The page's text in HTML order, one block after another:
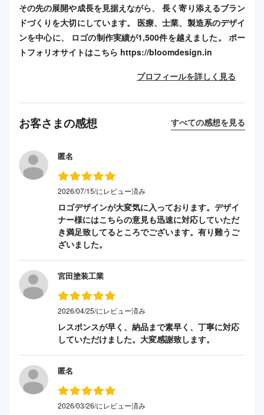
その先の展開や成長を見据えながら、 長く寄り添えるブラン
ドづくりを大切にしています。 医療、士業、製造系のデザイ
ンを中心に、 ロゴの制作実績が1,500件を越えました。 ポー
トフォリオサイトはこちら https://bloomdesign.in
プロフィールを詳しく見る
お客さまの感想 すべての感想を見る
匿名
2026/07/15/にレビュー済み
ロゴデザインが大変気に入っております。デザイ
ナー様にはこちらの意見も迅速に対応していただ
き満足致してるところでございます。有り難うご
ざいました。
宮田塗装工業
2026/04/25/にレビュー済み
レスポンスが早く、納品まで素早く、丁寧に対応
していただけました。大変感謝致します。
匿名
2026/03/26/にレビュー済み